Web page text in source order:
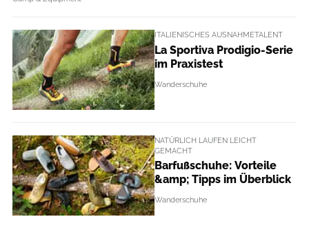
ITALIENISCHES AUSNAHMETALENT
La Sportiva Prodigio-Serie
im Praxistest
Wanderschuhe
NATÜRLICH LAUFEN LEICHT
GEMACHT
Barfußschuhe: Vorteile
&amp; Tipps im Überblick
Wanderschuhe